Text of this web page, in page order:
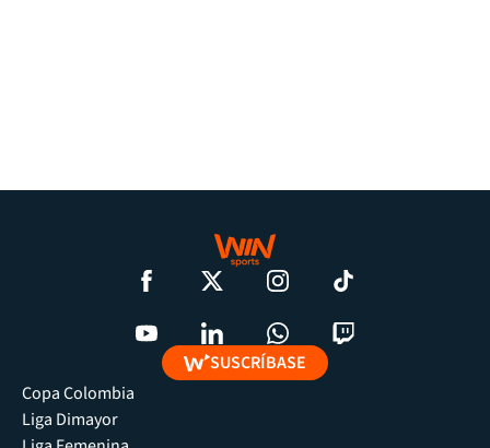
SUSCRÍBASE
Copa Colombia
Liga Dimayor